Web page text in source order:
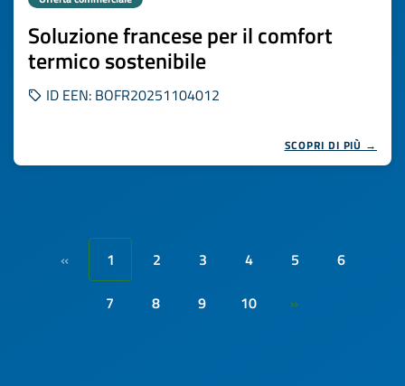
Soluzione francese per il comfort
termico sostenibile
ID EEN: BOFR20251104012
SCOPRI DI PIÙ →
« 1 2 3 4 5
6
7
8 9 10 »